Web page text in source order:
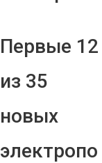
Первые 12
из 35
новых
электропо